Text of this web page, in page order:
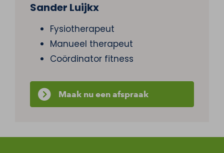
Sander Luijkx
Fysiotherapeut
Manueel therapeut
Coördinator fitness
Maak nu een afspraak